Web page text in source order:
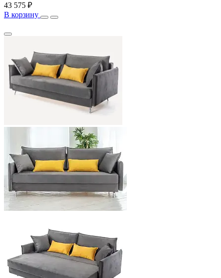
43 575 ₽
В корзину